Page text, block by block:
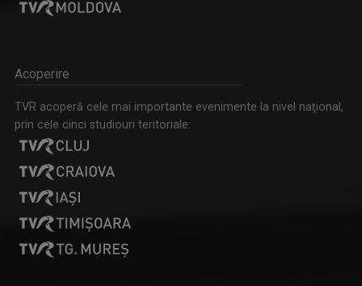
Acoperire
TVR acoperă cele mai importante evenimente la nivel naţional,
prin cele cinci studiouri teritoriale: